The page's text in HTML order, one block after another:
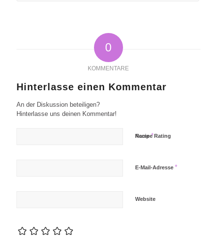
0
KOMMENTARE
Hinterlasse einen Kommentar
An der Diskussion beteiligen?
Hinterlasse uns deinen Kommentar!
Name*
E-Mail-Adresse *
Website
Recipe Rating